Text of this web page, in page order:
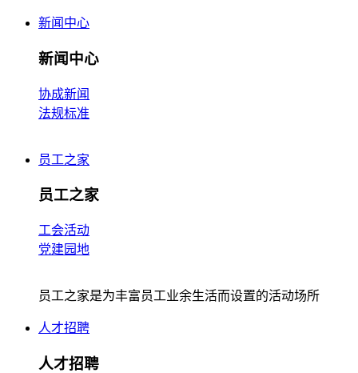
新闻中心
新闻中心
协成新闻
法规标准
员工之家
员工之家
工会活动
党建园地
员工之家是为丰富员工业余生活而设置的活动场所
人才招聘
人才招聘